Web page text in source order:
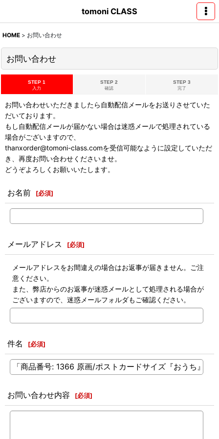
tomoni CLASS
HOME > お問い合わせ
お問い合わせ
STEP 1
入力
STEP 2
確認
STEP 3
完了
お問い合わせいただきましたら自動配信メールをお送りさせていた
だいております。
もし自動配信メールが届かない場合は迷惑メールで処理されている
場合がございますので、
thanxorder@tomoni-class.comを受信可能なように設定していただ
き、再度お問い合わせくださいませ。
どうぞよろしくお願いいたします。
お名前 [必須]
メールアドレス [必須]
メールアドレスをお間違えの場合はお返事が届きません。ご注
意ください。
また、弊店からのお返事が迷惑メールとして処理される場合が
ございますので、迷惑メールフォルダもご確認ください。
件名 [必須]
お問い合わせ内容 [必須]